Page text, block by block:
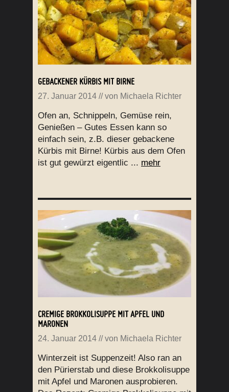
GEBACKENER KÜRBIS MIT BIRNE
27. Januar 2014 // von Michaela Richter
Ofen an, Schnippeln, Gemüse rein,
Genießen – Gutes Essen kann so
einfach sein, z.B. dieser gebackene
Kürbis mit Birne! Kürbis aus dem Ofen
ist gut gewürzt eigentlic ... mehr
CREMIGE BROKKOLISUPPE MIT APFEL UND
MARONEN
24. Januar 2014 // von Michaela Richter
Winterzeit ist Suppenzeit! Also ran an
den Pürierstab und diese Brokkolisuppe
mit Apfel und Maronen ausprobieren.